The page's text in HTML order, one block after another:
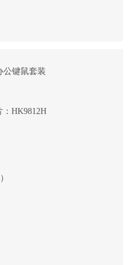
公键鼠套装
HK9812H
含脚架开合）